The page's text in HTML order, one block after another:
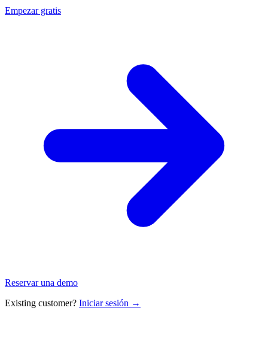
Empezar gratis
Reservar una demo
Existing customer? Iniciar sesión →